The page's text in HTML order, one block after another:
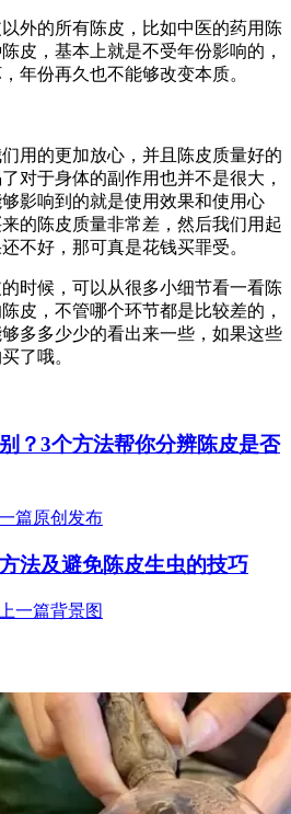
外的所有陈皮，比如中医的药用陈
皮，基本上就是不受年份影响的，
年份再久也不能够改变本质。
用的更加放心，并且陈皮质量好的
对于身体的副作用也并不是很大，
影响到的就是使用效果和使用心
的陈皮质量非常差，然后我们用起
不好，那可真是花钱买罪受。
时候，可以从很多小细节看一看陈
皮，不管哪个环节都是比较差的，
多多少少的看出来一些，如果这些
了哦。
？3个方法帮你分辨陈皮是否
篇原创发布
法及避免陈皮生虫的技巧